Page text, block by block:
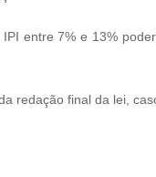
entre 7% e 13%
redação final da lei,